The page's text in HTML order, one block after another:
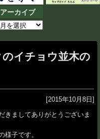
アーカイブ
ア
イチョウ並木の
[2015年10月8日]
きましてありがとうございま
様子です。